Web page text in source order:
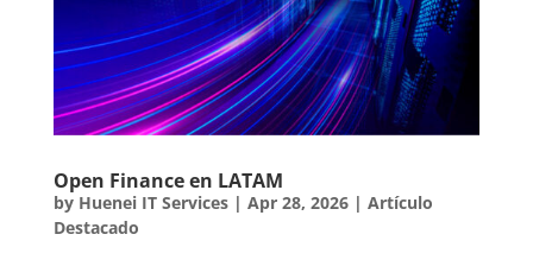
Open Finance en LATAM
by Huenei IT Services| Apr 28, 2026| Artículo
Destacado